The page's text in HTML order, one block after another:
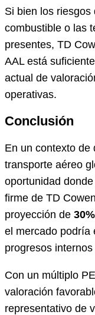
Si bien los riesgos
combustible o las
presentes, TD
AAL está
actual de
operativas.
Conclusión
En un contexto de
transporte aéreo
oportunidad
firme de TD
proyección de
el mercado podría
progresos
Con un múltiplo
valoración
representativo de